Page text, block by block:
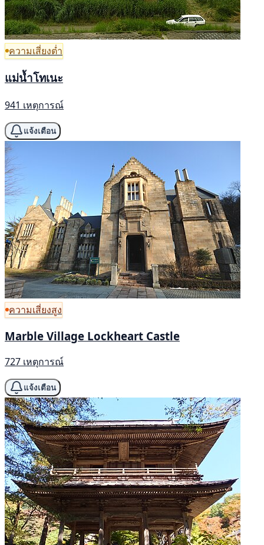
ความเสี่ยงต่ำ
แม่น้ำโทเนะ
941 เหตุการณ์
แจ้งเตือน
ความเสี่ยงสูง
Marble Village Lockheart Castle
727 เหตุการณ์
แจ้งเตือน